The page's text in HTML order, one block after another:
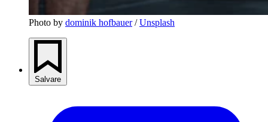
Photo by dominik hofbauer / Unsplash
Salvare